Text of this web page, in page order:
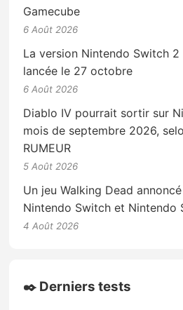
Gamecube
6 Août 2026
La version Nintendo Switch
lancée le 27 octobre
6 Août 2026
Diablo IV pourrait sortir sur
mois de septembre 2026,
RUMEUR
5 Août 2026
Un jeu Walking Dead
Nintendo Switch et Nintendo
4 Août 2026
✒️ Derniers tests